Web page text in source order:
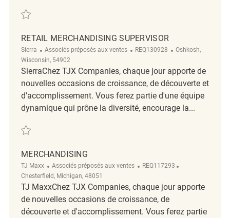
Sauvegarder Retail Merchandising Associate REQ91555
RETAIL MERCHANDISING SUPERVISOR
Sierra Catégorie
Associés préposés aux ventes ReqId
REQ130928 Emplacement
Oshkosh,
Wisconsin, 54902
SierraChez TJX Companies, chaque jour apporte de
nouvelles occasions de croissance, de découverte et
d'accomplissement. Vous ferez partie d'une équipe
dynamique qui prône la diversité, encourage la...
Sauvegarder Retail Merchandising Supervisor REQ130928
MERCHANDISING
TJ Maxx Catégorie
Associés préposés aux ventes ReqId
REQ117293
Chesterfield, Michigan, 48051
TJ MaxxChez TJX Companies, chaque jour apporte
de nouvelles occasions de croissance, de
découverte et d'accomplissement. Vous ferez partie